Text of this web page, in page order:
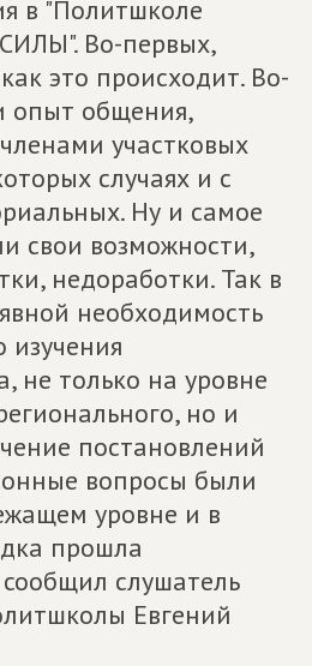
в "Политшколе
Во-первых,
это происходит. Во-
опыт общения,
участковых
случаях и с
Ну и самое
свои возможности,
недоработки. Так в
необходимость
изучения
не только на уровне
но и
постановлений
вопросы были
уровне и в
прошла
слушатель
Евгений